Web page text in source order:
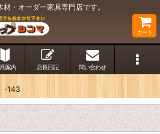
・オーダー家具専門店です。
カート
案内 店長日記 問い合わせ
-143